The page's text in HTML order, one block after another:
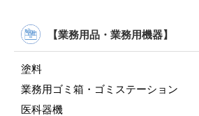
【業務用品・業務用機器】
塗料
業務用ゴミ箱・ゴミステーション
医科器機